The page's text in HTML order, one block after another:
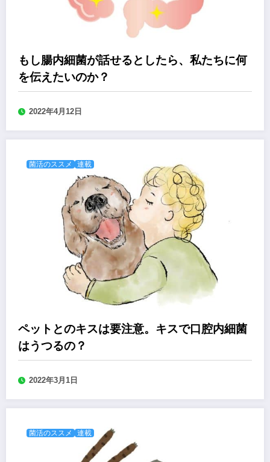
もし腸内細菌が話せるとしたら、私たちに何
を伝えたいのか？
2022年4月12日
菌活のススメ 連載
ペットとのキスは要注意。キスで口腔内細菌
はうつるの？
2022年3月1日
菌活のススメ 連載